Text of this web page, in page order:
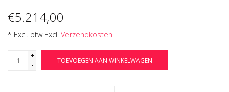
€5.214,00
* Excl. btw Excl. Verzendkosten
+
-
TOEVOEGEN AAN WINKELWAGEN